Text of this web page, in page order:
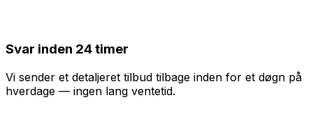
Svar inden 24 timer
Vi sender et detaljeret tilbud tilbage inden for et døgn på
hverdage — ingen lang ventetid.